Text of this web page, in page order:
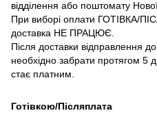
відділення або поштомату
При виборі оплати ГОТІВКА/
доставка НЕ ПРАЦЮЄ.
Після доставки відправлення
необхідно забрати протягом 5
стає платним.
Готівкою/Післяплата